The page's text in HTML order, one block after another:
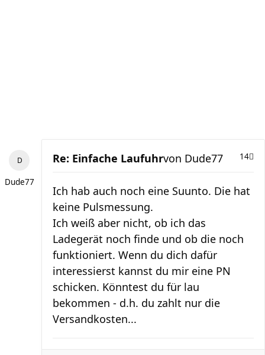
Dude77
Re: Einfache Laufuhr 14
von Dude77
Ich hab auch noch eine Suunto. Die hat
keine Pulsmessung.
Ich weiß aber nicht, ob ich das
Ladegerät noch finde und ob die noch
funktioniert. Wenn du dich dafür
interessierst kannst du mir eine PN
schicken. Könntest du für lau
bekommen - d.h. du zahlt nur die
Versandkosten...